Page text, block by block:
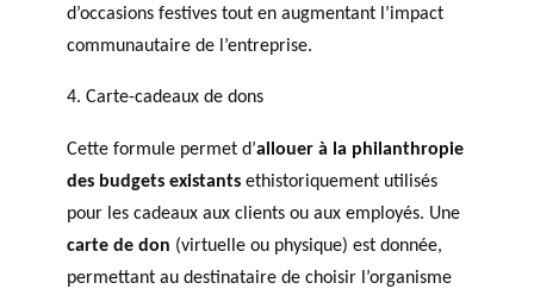
d’occasions festives tout en augmentant l’impact
communautaire de l’entreprise.
4. Carte-cadeaux de dons
Cette formule permet d’allouer à la philanthropie
des budgets existants ethistoriquement utilisés
pour les cadeaux aux clients ou aux employés. Une
carte de don (virtuelle ou physique) est donnée,
permettant au destinataire de choisir l’organisme